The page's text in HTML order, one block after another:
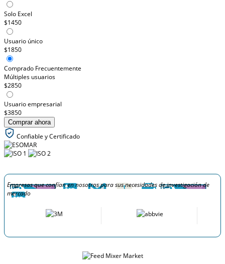
Solo Excel
$1450
Usuario único
$1850
Comprado Frecuentemente
Múltiples usuarios
$2850
Usuario empresarial
$3850
Comprar ahora
Confiable y Certificado
Empresas que confían en nosotros para sus necesidades de investigación de
mercado